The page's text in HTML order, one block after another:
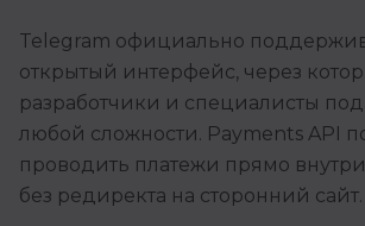
Telegram официально
открытый интерфейс, через
разработчики и специалисты
любой сложности. Payments API
проводить платежи прямо
без редиректа на сторонний сайт.